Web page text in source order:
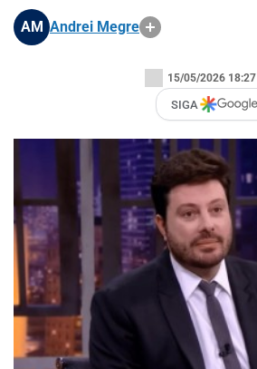
AM Andrei Megre
15/05/2026 18:27
SIGA